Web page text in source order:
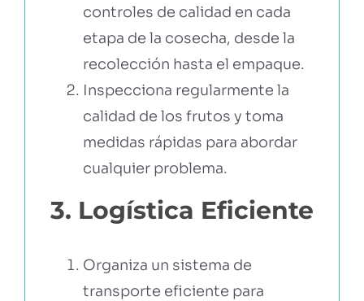
controles de calidad en cada
etapa de la cosecha, desde la
recolección hasta el empaque.
Inspecciona regularmente la
calidad de los frutos y toma
medidas rápidas para abordar
cualquier problema.
3. Logística Eficiente
Organiza un sistema de
transporte eficiente para